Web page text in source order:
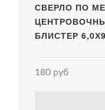
СВЕРЛО ПО
БЛИСТЕР
180 руб